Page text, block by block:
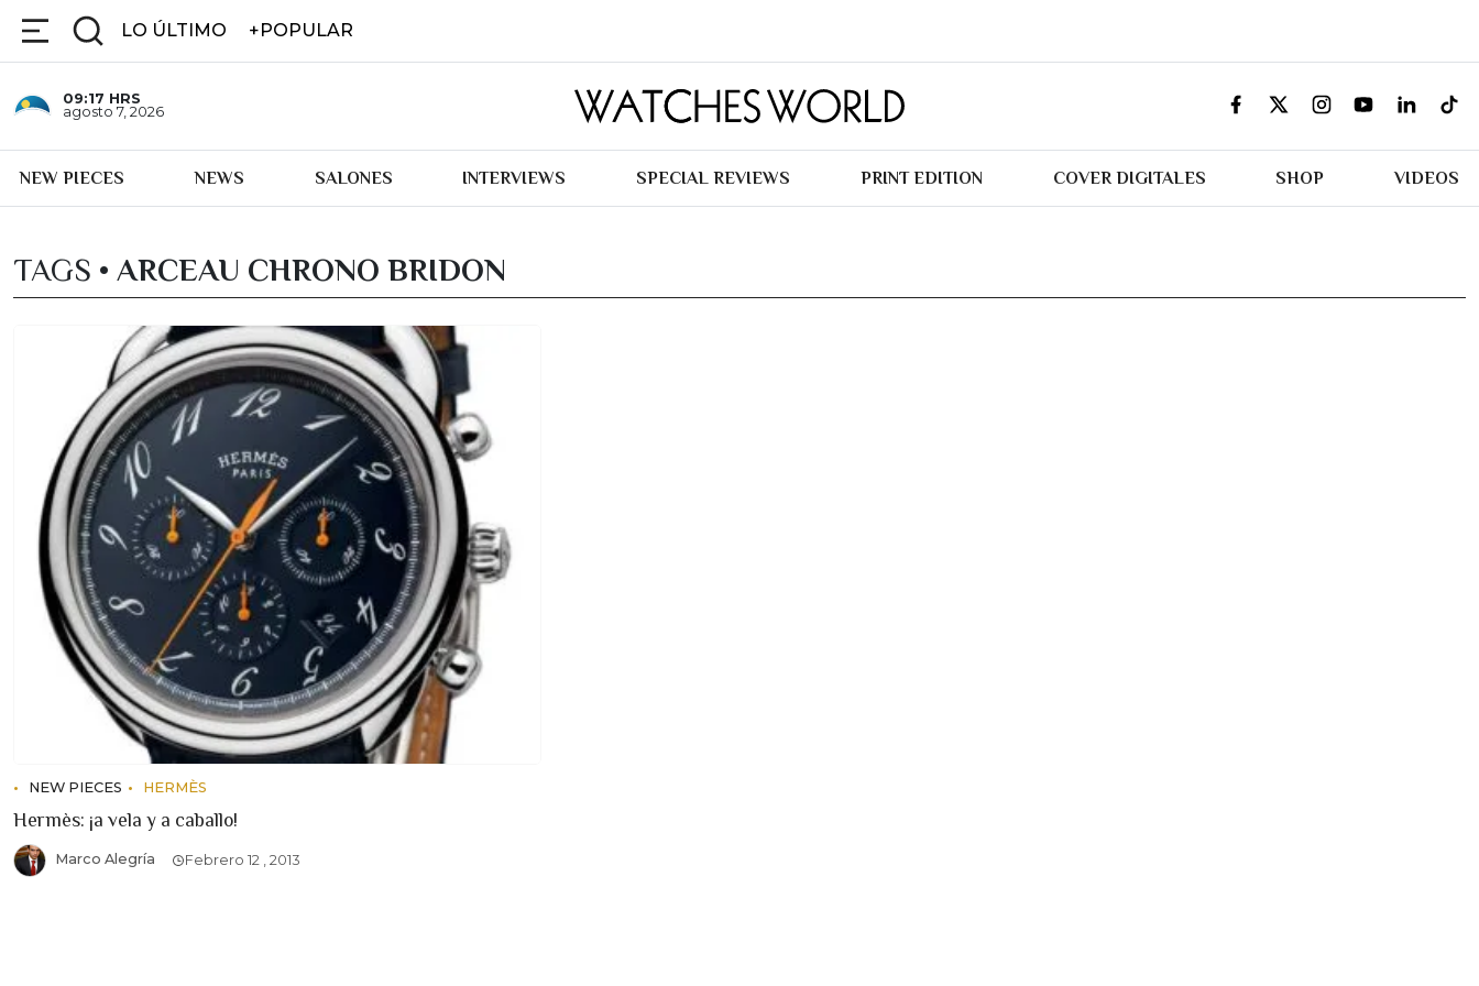
LO ÚLTIMO +POPULAR
09:17 HRS
agosto 7, 2026
NEW PIECES NEWS SALONES INTERVIEWS SPECIAL REVIEWS PRINT EDITION COVER DIGITALES SHOP VIDEOS
TAGS • ARCEAU CHRONO BRIDON
NEW PIECES HERMÈS
Hermès: ¡a vela y a caballo!
Marco Alegría Febrero 12 , 2013